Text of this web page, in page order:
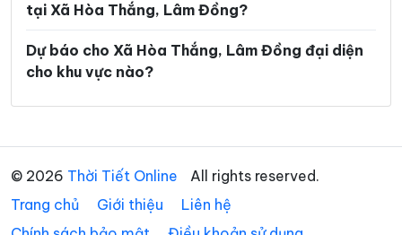
Xã Hàm Kiệm Xã Hàm Liêm
Xã Hàm Tân Xã Hàm Thạnh
Xã Hàm Thuận
Xã Hòa Bắc Xã Hòa Ninh
Xã Ka Đô Xã Kiến Đức
Xã La Dạ
tại Xã Hòa Thắng, Lâm Đồng?
Dự báo cho Xã Hòa Thắng, Lâm Đồng đại diện
cho khu vực nào?
© 2026 Thời Tiết Online
All rights reserved.
Trang chủ
Giới thiệu
Liên hệ